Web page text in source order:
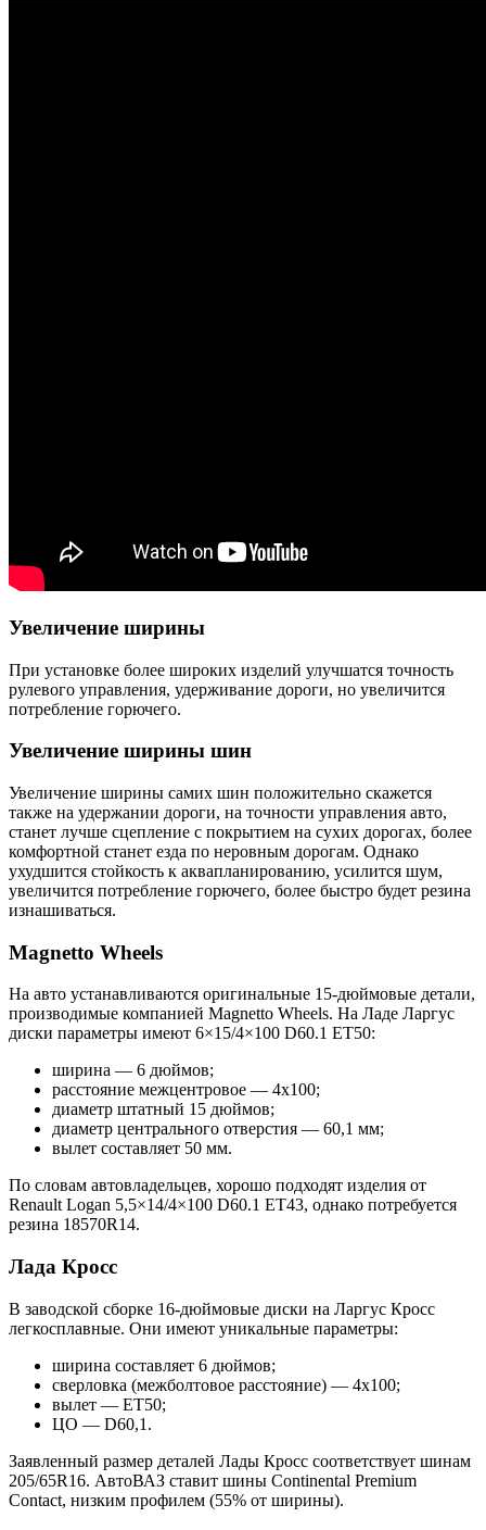
Увеличение ширины
При установке более широких изделий улучшатся точность
рулевого управления, удерживание дороги, но увеличится
потребление горючего.
Увеличение ширины шин
Увеличение ширины самих шин положительно скажется
также на удержании дороги, на точности управления авто,
станет лучше сцепление с покрытием на сухих дорогах, более
комфортной станет езда по неровным дорогам. Однако
ухудшится стойкость к аквапланированию, усилится шум,
увеличится потребление горючего, более быстро будет резина
изнашиваться.
Magnetto Wheels
На авто устанавливаются оригинальные 15-дюймовые детали,
производимые компанией Magnetto Wheels. На Ладе Ларгус
диски параметры имеют 6×15/4×100 D60.1 ET50:
ширина — 6 дюймов;
расстояние межцентровое — 4х100;
диаметр штатный 15 дюймов;
диаметр центрального отверстия — 60,1 мм;
вылет составляет 50 мм.
По словам автовладельцев, хорошо подходят изделия от
Renault Logan 5,5×14/4×100 D60.1 ET43, однако потребуется
резина 18570R14.
Лада Кросс
В заводской сборке 16-дюймовые диски на Ларгус Кросс
легкосплавные. Они имеют уникальные параметры:
ширина составляет 6 дюймов;
сверловка (межболтовое расстояние) — 4х100;
вылет — ET50;
ЦО — D60,1.
Заявленный размер деталей Лады Кросс соответствует шинам
205/65R16. АвтоВАЗ ставит шины Continental Premium
Contact, низким профилем (55% от ширины).